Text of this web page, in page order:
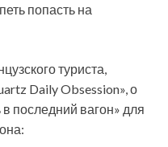
попасть на
туриста,
Daily Obsession», о
в последний вагон» для